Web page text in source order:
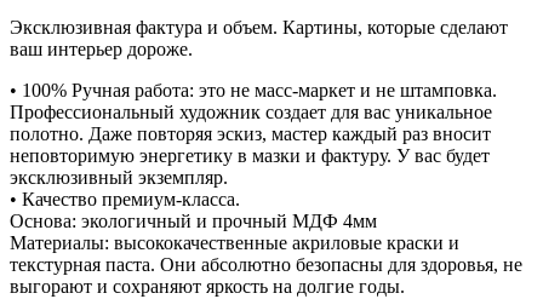
Эксклюзивная фактура и объем. Картины, которые сделают
ваш интерьер дороже.
• 100% Ручная работа: это не масс-маркет и не штамповка.
Профессиональный художник создает для вас уникальное
полотно. Даже повторяя эскиз, мастер каждый раз вносит
неповторимую энергетику в мазки и фактуру. У вас будет
эксклюзивный экземпляр.
• Качество премиум-класса.
Основа: экологичный и прочный МДФ 4мм
Материалы: высококачественные акриловые краски и
текстурная паста. Они абсолютно безопасны для здоровья, не
выгорают и сохраняют яркость на долгие годы.